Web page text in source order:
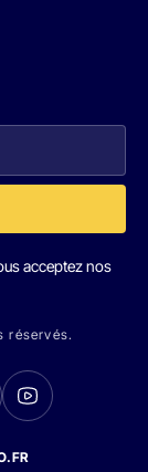
acceptez nos
réservés.